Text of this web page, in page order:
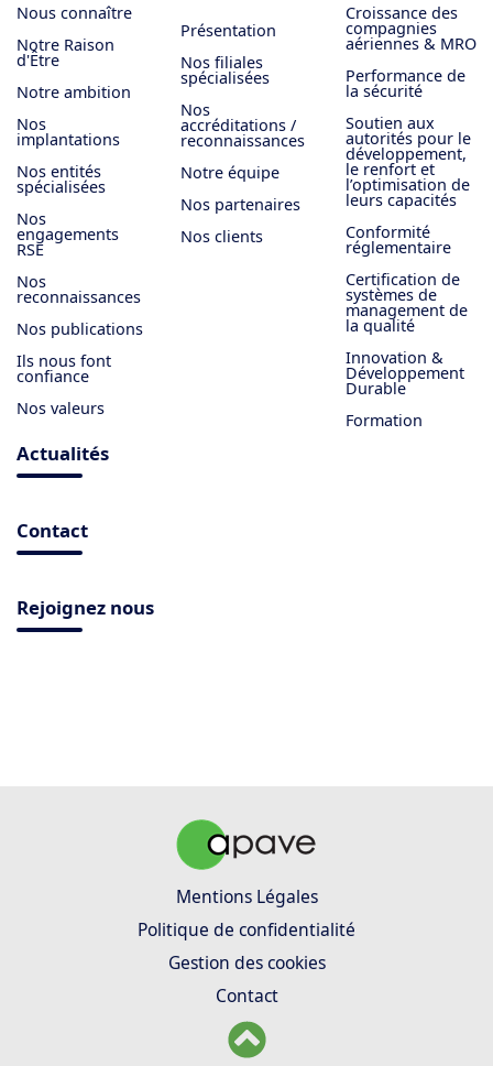
Nous connaître
Notre Raison
d'Être
Notre ambition
Nos
implantations
Nos entités
spécialisées
Nos
engagements
RSE
Nos
reconnaissances
Nos publications
Ils nous font
confiance
Nos valeurs
Présentation
Nos filiales
spécialisées
Nos
accréditations /
reconnaissances
Notre équipe
Nos partenaires
Nos clients
Croissance des
compagnies
aériennes & MRO
Performance de
la sécurité
Soutien aux
autorités pour le
développement,
le renfort et
l’optimisation de
leurs capacités
Conformité
réglementaire
Certification de
systèmes de
management de
la qualité
Innovation &
Développement
Durable
Formation
Actualités
Contact
Rejoignez nous
Mentions Légales
Politique de confidentialité
Gestion des cookies
Contact